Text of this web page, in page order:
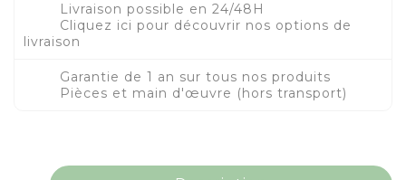
Livraison possible en 24/48H
Cliquez ici pour découvrir nos options de
livraison
Garantie de 1 an sur tous nos produits
Pièces et main d'œuvre (hors transport)